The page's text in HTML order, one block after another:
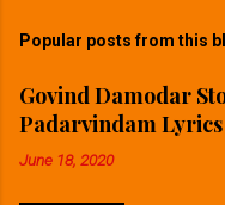
Popular posts from this
Govind Damodar
Padarvindam
June 18, 2020